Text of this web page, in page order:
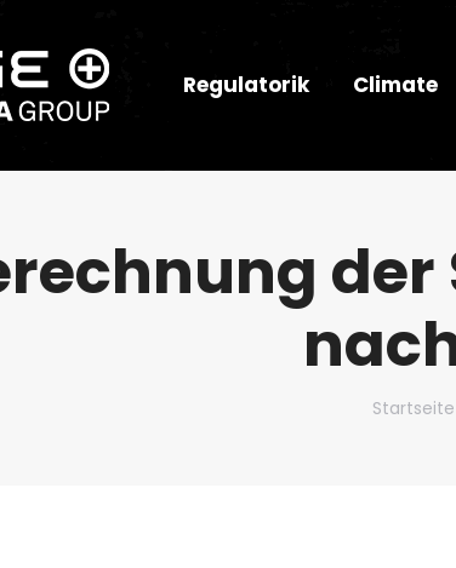
Regulatorik Climate
der
Du bist
Startseite